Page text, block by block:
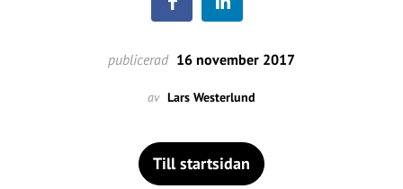
publicerad 16 november 2017
av Lars Westerlund
Till startsidan